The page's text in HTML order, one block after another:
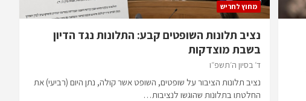
מחוץ לחריש
נציב תלונות השופטים קבע: התלונות נגד הדיון
בשבת מוצדקות
ד׳ בסיון ה׳תשפ״ו
נציב תלונות הציבור על שופטים, השופט אשר קולה, נתן היום (רביעי) את
החלטתו בתלונות שהוגשו לנציבות…